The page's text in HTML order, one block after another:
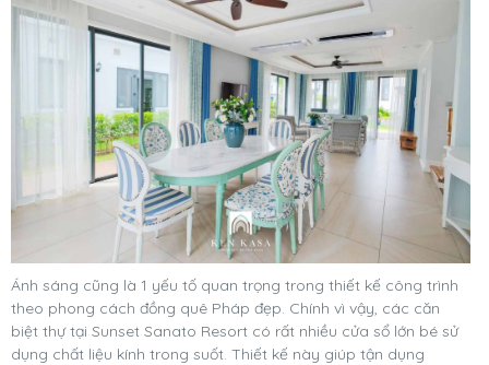
Ánh sáng cũng là 1 yếu tố quan trọng trong thiết kế công trình
theo phong cách đồng quê Pháp đẹp. Chính vì vậy, các căn
biệt thự tại Sunset Sanato Resort có rất nhiều cửa sổ lớn bé sử
dụng chất liệu kính trong suốt. Thiết kế này giúp tận dụng